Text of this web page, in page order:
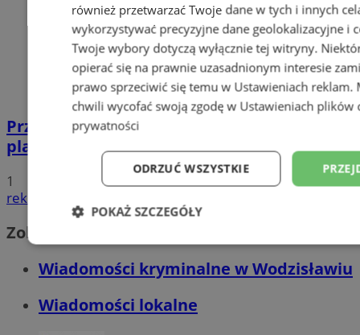
Przyszłość Wodzisławia Śląskiego:
planowane inwestycje na 2025 rok
1
reklama
Zobacz również
Wiadomości kryminalne w Wodzisławiu
Wiadomości lokalne
również przetwarzać Twoje dane w tych i innych
wykorzystywać precyzyjne dane geolokalizacyjne i
Twoje wybory dotyczą wyłącznie tej witryny.
opierać się na prawnie uzasadnionym interesie
prawo sprzeciwić się temu w Ustawieniach reklam.
chwili wycofać swoją zgodę w Ustawieniach plików
prywatności
ODRZUĆ WSZYSTKIE
POKAŻ SZCZEGÓŁY
Niezbędne Wydajność